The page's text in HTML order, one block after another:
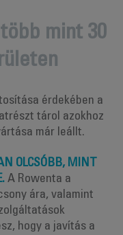
mint 30
érdekében a
tárol azokhoz
már leállt.
OLCSÓBB, MINT
A Rowenta a
ára, valamint
hogy a javítás a